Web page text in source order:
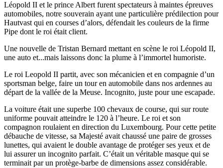
Léopold II et le prince Albert furent spectateurs à maintes épreuves
automobiles, notre souverain ayant une particulière prédilection pour
Hautvast qui en courses d’alors, défendait les couleurs de la firme
Pipe dont le roi était client.
Une nouvelle de Tristan Bernard mettant en scène le roi Léopold II,
une auto et...mais laissons donc la plume à l’immortel humoriste.
Le roi Leopold II partit, avec son mécanicien et en compagnie d’un
sportsman belge, faire un tour en automobile dans nos ardennes au
départ de la vallée de la Meuse. Incognito, juste pour une escapade.
La voiture était une superbe 100 chevaux de course, qui sur route
uniforme pouvait atteindre le 120 à l’heure. Le roi et son
compagnon roulaient en direction du Luxembourg. Pour cette petite
débauche de vitesse, sa Majesté avait chaussé une paire de grosses
lunettes, qui avaient le double avantage de protéger ses yeux et de
lui assurer un incognito parfait. C’était un véritable masque qui se
terminait par un protège-barbe de dimensions assez considérable.